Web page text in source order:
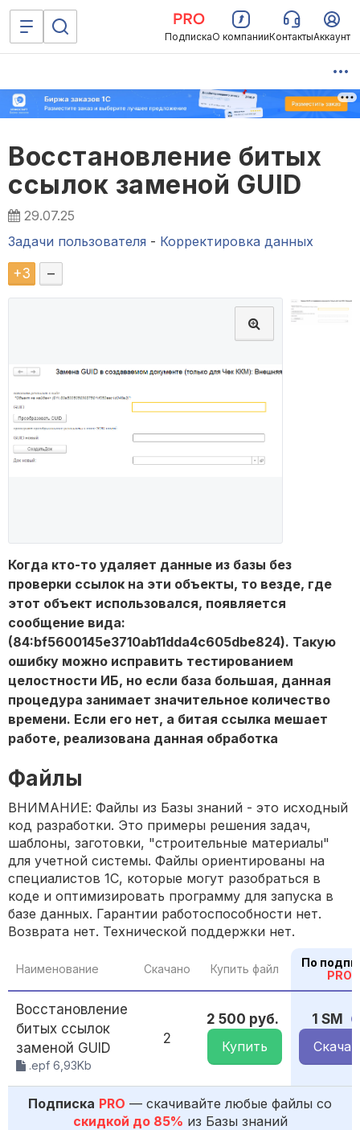
ПодпискаО компанииКонтактыАккаунт
Восстановление битых
ссылок заменой GUID
29.07.25
Задачи пользователя - Корректировка данных
+3 –
Когда кто-то удаляет данные из базы без
проверки ссылок на эти объекты, то везде, где
этот объект использовался, появляется
сообщение вида:
(84:bf5600145e3710ab11dda4c605dbe824). Такую
ошибку можно исправить тестированием
целостности ИБ, но если база большая, данная
процедура занимает значительное количество
времени. Если его нет, а битая ссылка мешает
работе, реализована данная обработка
Файлы
ВНИМАНИЕ: Файлы из Базы знаний - это исходный
код разработки. Это примеры решения задач,
шаблоны, заготовки, "строительные материалы"
для учетной системы. Файлы ориентированы на
специалистов 1С, которые могут разобраться в
коде и оптимизировать программу для запуска в
базе данных. Гарантии работоспособности нет.
Возврата нет. Технической поддержки нет.
Наименование Скачано Купить файл
По
PRO
Восстановление
битых ссылок
заменой GUID
.epf 6,93Kb
2
2 500 руб.
Купить
1 SM
Подписка PRO — скачивайте любые файлы со
скидкой до 85% из Базы знаний